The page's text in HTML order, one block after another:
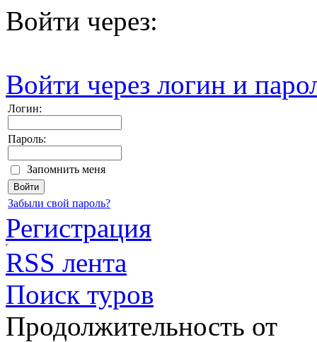
Войти через:
Войти через логин и
Логин:
Пароль:
Запомнить меня
Забыли свой пароль?
Регистрация
RSS лента
Поиск туров
Продолжительность от